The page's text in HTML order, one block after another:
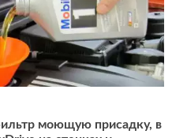
моющую присадку, в